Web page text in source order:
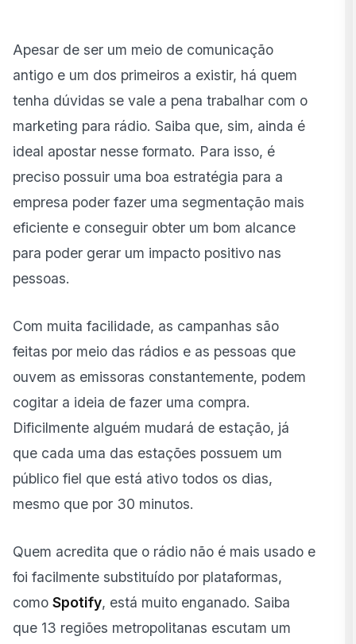
Em quais contextos o rádio se sobressai?
Quais estratégias funcionam no rádio em 2025?
Quais KPIs acompanhar nas campanhas de
marketing para rádio?
Erros comuns no marketing para rádio e como evitá-
los
Como a B20 aplica essa estratégia?
Apesar de ser um meio de comunicação
antigo e um dos primeiros a existir, há quem
tenha dúvidas se vale a pena trabalhar com o
marketing para rádio. Saiba que, sim, ainda é
ideal apostar nesse formato. Para isso, é
preciso possuir uma boa estratégia para a
empresa poder fazer uma segmentação mais
eficiente e conseguir obter um bom alcance
para poder gerar um impacto positivo nas
pessoas.
Com muita facilidade, as campanhas são
feitas por meio das rádios e as pessoas que
ouvem as emissoras constantemente, podem
cogitar a ideia de fazer uma compra.
Dificilmente alguém mudará de estação, já
que cada uma das estações possuem um
público fiel que está ativo todos os dias,
mesmo que por 30 minutos.
Quem acredita que o rádio não é mais usado e
foi facilmente substituído por plataformas,
como Spotify, está muito enganado. Saiba
que 13 regiões metropolitanas escutam um